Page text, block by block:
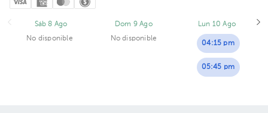
Sáb 8 Ago
No disponible
Dom 9 Ago
No disponible
Lun 10 Ago
04:15 pm
05:45 pm